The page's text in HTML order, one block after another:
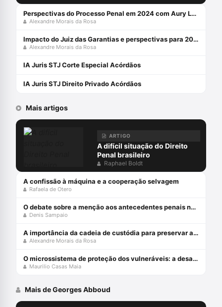
direito privado e público) e “Processo
Constitucional Brasileiro”, esse já em sua
quinta edição. Membro da comissão de
sistematização da legislação sobre o
processo constitucional brasileiro.
Membro da comissão de juristas do
Senado Federal para desenvolvimento do
marco normativo da Inteligência Artificial.
Atualmente, figura como membro do
Perspectivas do Processo Penal em 2024 com Aury Lopes Jr e Alexandre Morais da Rosa
Alexandre Morais da Rosa
Impacto do Juiz das Garantias e perspectivas para 2024 com Alexandre Morais da Rosa e Aury Lopes Jr
Alexandre Morais da Rosa
IA Juris STJ Corte Especial Acórdãos
IA Juris STJ Direito Privado Acórdãos
Mais artigos
ARTIGO
A difícil situação do Direito
Penal brasileiro
Raphael Boldt
A confissão à máquina e a cooperação selvagem
Rafaela de Otero
O debate sobre a menção aos antecedentes penais no júri
Denis Sampaio
A importância da cadeia de custódia para preservar a prova penal
Alexandre Morais da Rosa
O microssistema de proteção dos vulneráveis: a desafiante missão do STJ
Maurilio Casas Maia
Mais de Georges Abboud